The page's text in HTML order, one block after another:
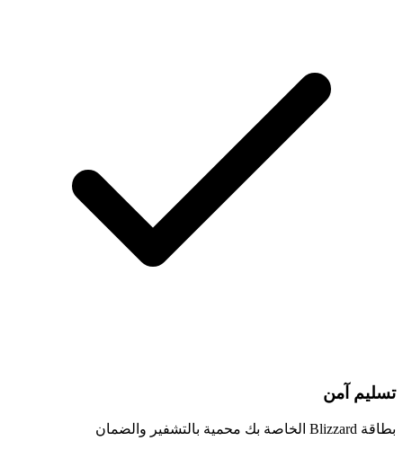
تسليم آمن
بطاقة Blizzard الخاصة بك محمية بالتشفير والضمان